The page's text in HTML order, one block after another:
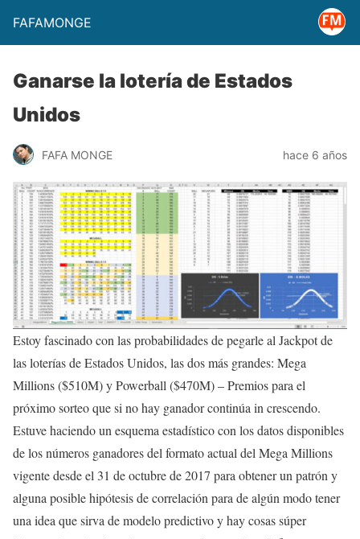
FAFAMONGE
Ganarse la lotería de Estados
Unidos
FAFA MONGE hace 6 años
Estoy fascinado con las probabilidades de pegarle al Jackpot de
las loterías de Estados Unidos, las dos más grandes: Mega
Millions ($510M) y Powerball ($470M) – Premios para el
próximo sorteo que si no hay ganador continúa in crescendo.
Estuve haciendo un esquema estadístico con los datos disponibles
de los números ganadores del formato actual del Mega Millions
vigente desde el 31 de octubre de 2017 para obtener un patrón y
alguna posible hipótesis de correlación para de algún modo tener
una idea que sirva de modelo predictivo y hay cosas súper